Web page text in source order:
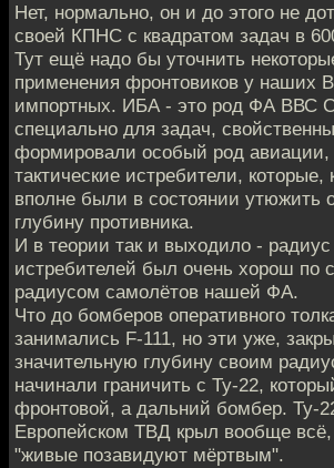
Нет, нормально, он и до этого не
своей КПНС с квадратом задач в
Тут ещё надо бы уточнить
применения фронтовиков у наших
импортных. ИБА - это род ФА ВВС
специально для задач,
формировали особый род авиации,
тактические истребители, которые,
вполне были в состоянии утюжить
глубину противника.
И в теории так и выходило - радиус
истребителей был очень хорош по
радиусом самолётов нашей ФА.
Что до бомберов оперативного
занимались F-111, но эти уже,
значительную глубину своим
начинали граничить с Ту-22,
фронтовой, а дальний бомбер. Ту-
Европейском ТВД крыл вообще всё,
"живые позавидуют мёртвым".